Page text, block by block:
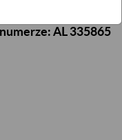
AL 335865